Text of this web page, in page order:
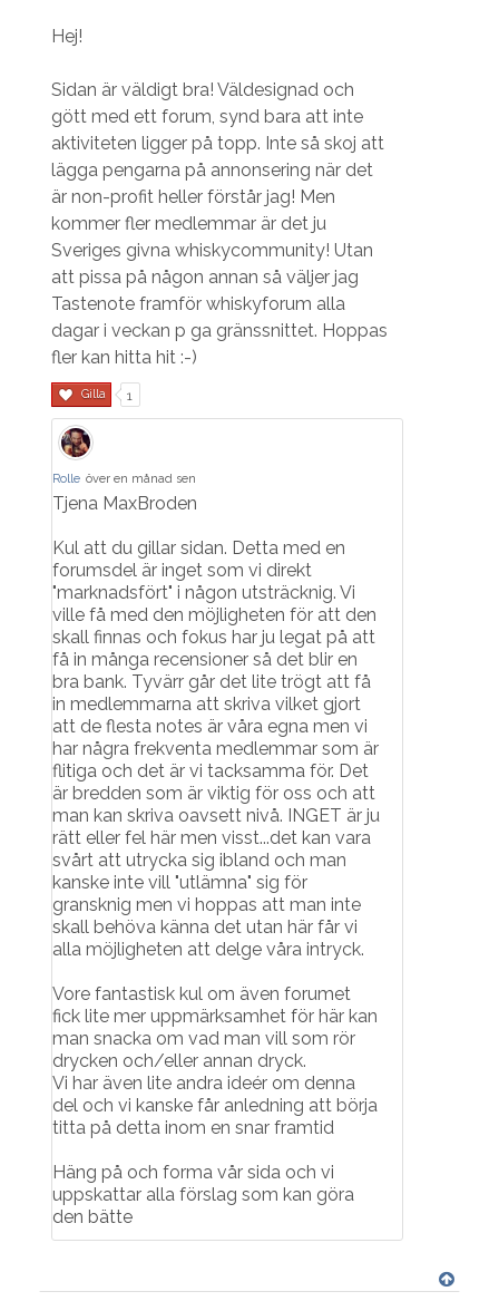
Hej!
Sidan är väldigt bra! Väldesignad och
gött med ett forum, synd bara att inte
aktiviteten ligger på topp. Inte så skoj att
lägga pengarna på annonsering när det
är non-profit heller förstår jag! Men
kommer fler medlemmar är det ju
Sveriges givna whiskycommunity! Utan
att pissa på någon annan så väljer jag
Tastenote framför whiskyforum alla
dagar i veckan p ga gränssnittet. Hoppas
fler kan hitta hit :-)
Gilla 1
Rolle över en månad sen
Tjena MaxBroden
Kul att du gillar sidan. Detta med en
forumsdel är inget som vi direkt
"marknadsfört" i någon utsträcknig. Vi
ville få med den möjligheten för att den
skall finnas och fokus har ju legat på att
få in många recensioner så det blir en
bra bank. Tyvärr går det lite trögt att få
in medlemmarna att skriva vilket gjort
att de flesta notes är våra egna men vi
har några frekventa medlemmar som är
flitiga och det är vi tacksamma för. Det
är bredden som är viktig för oss och att
man kan skriva oavsett nivå. INGET är ju
rätt eller fel här men visst...det kan vara
svårt att utrycka sig ibland och man
kanske inte vill "utlämna" sig för
gransknig men vi hoppas att man inte
skall behöva känna det utan här får vi
alla möjligheten att delge våra intryck.
Vore fantastisk kul om även forumet
fick lite mer uppmärksamhet för här kan
man snacka om vad man vill som rör
drycken och/eller annan dryck.
Vi har även lite andra ideér om denna
del och vi kanske får anledning att börja
titta på detta inom en snar framtid
Häng på och forma vår sida och vi
uppskattar alla förslag som kan göra
den bätte